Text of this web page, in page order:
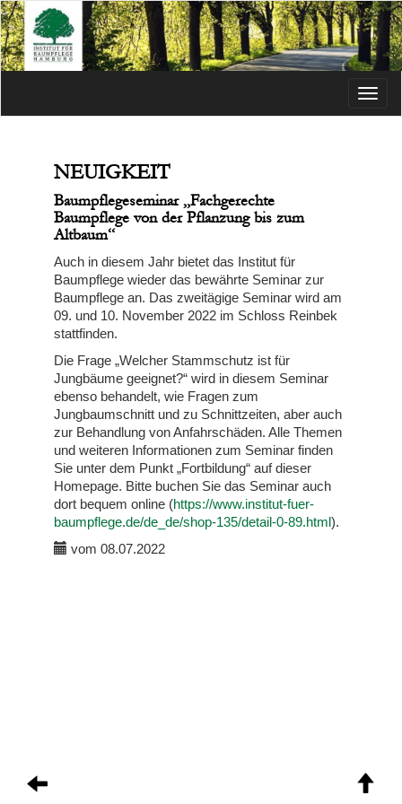
Menü
NEUIGKEIT
Baumpflegeseminar „Fachgerechte
Baumpflege von der Pflanzung bis zum
Altbaum“
Auch in diesem Jahr bietet das Institut für
Baumpflege wieder das bewährte Seminar zur
Baumpflege an. Das zweitägige Seminar wird am
09. und 10. November 2022 im Schloss Reinbek
stattfinden.
Die Frage „Welcher Stammschutz ist für
Jungbäume geeignet?“ wird in diesem Seminar
ebenso behandelt, wie Fragen zum
Jungbaumschnitt und zu Schnittzeiten, aber auch
zur Behandlung von Anfahrschäden. Alle Themen
und weiteren Informationen zum Seminar finden
Sie unter dem Punkt „Fortbildung“ auf dieser
Homepage. Bitte buchen Sie das Seminar auch
dort bequem online (https://www.institut-fuer-
baumpflege.de/de_de/shop-135/detail-0-89.html).
vom 08.07.2022